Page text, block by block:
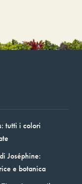
tutti i colori
Joséphine:
e botanica